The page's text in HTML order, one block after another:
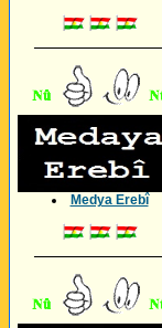
Medya Erebî